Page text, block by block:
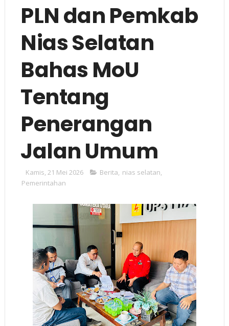
PLN dan Pemkab
Nias Selatan
Bahas MoU
Tentang
Penerangan
Jalan Umum
Kamis, 21 Mei 2026 Berita, nias selatan,
Pemerintahan